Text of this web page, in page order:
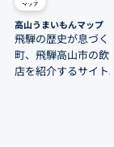
高山うまいもんマップ
飛騨の歴史が息づく
町、飛騨高山市の飲
店を紹介するサイト